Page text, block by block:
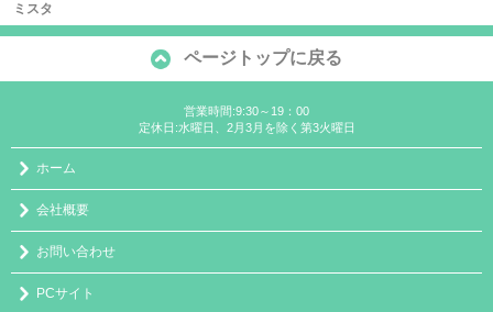
ミスタ
ページトップに戻る
営業時間:9:30～19：00
定休日:水曜日、2月3月を除く第3火曜日
ホーム
会社概要
お問い合わせ
PCサイト